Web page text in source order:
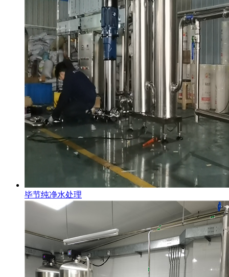
毕节纯净水处理